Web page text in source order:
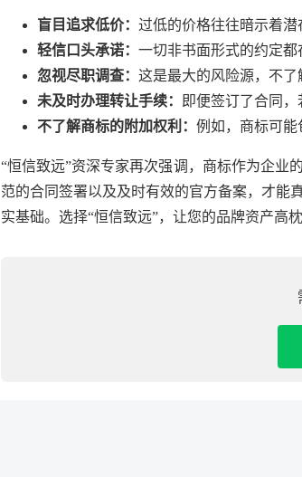
盲目追求低价： 过低的价格往往暗示着潜
轻信口头承诺： 一切非书面形式的约定都
忽视尽职调查： 这是最大的风险源，不了
未及时办理转让手续：
即便签订了合同
不了解商标的附加权利： 例如，商标可能
“恒信致远”资深专家再次强调，商标作为企业
范的合同签署以及及时有效的官方备案，才能
实基础。选择“恒信致远”，让您的品牌资产高